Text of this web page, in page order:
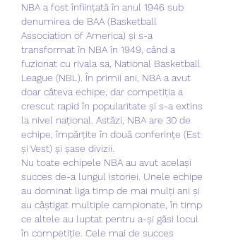
NBA a fost înființată în anul 1946 sub
denumirea de BAA (Basketball
Association of America) și s-a
transformat în NBA în 1949, când a
fuzionat cu rivala sa, National Basketball
League (NBL). În primii ani, NBA a avut
doar câteva echipe, dar competiția a
crescut rapid în popularitate și s-a extins
la nivel național. Astăzi, NBA are 30 de
echipe, împărțite în două conferințe (Est
și Vest) și șase divizii.
Nu toate echipele NBA au avut același
succes de-a lungul istoriei. Unele echipe
au dominat liga timp de mai mulți ani și
au câștigat multiple campionate, în timp
ce altele au luptat pentru a-și găsi locul
în competiție. Cele mai de succes